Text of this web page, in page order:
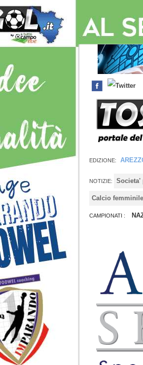
EDIZIONE:
NOTIZIE: Societa'
Calcio femminile
CAMPIONATI :